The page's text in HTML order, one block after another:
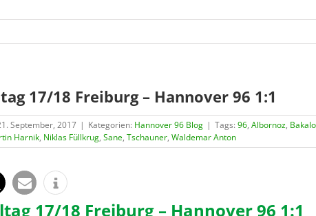
17/18 Freiburg – Hannover 96 1:1
September, 2017 | Kategorien: Hannover 96 Blog | Tags: 96, Albornoz,
Harnik, Niklas Füllkrug, Sane, Tschauner, Waldemar Anton
17/18 Freiburg – Hannover 96 1:1